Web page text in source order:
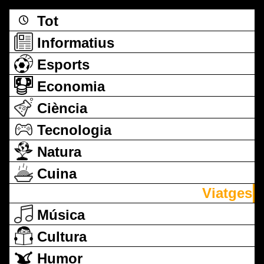
Tot
Informatius
Esports
Economia
Ciència
Tecnologia
Natura
Cuina
Viatges
Música
Cultura
Humor